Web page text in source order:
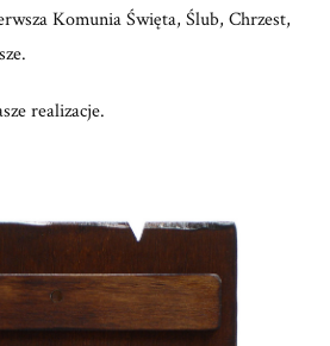
Komunia Święta, Ślub, Chrzest,
realizacje.